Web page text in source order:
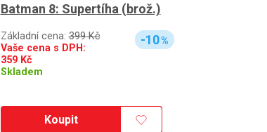
Batman 8: Supertíha (brož.)
Základní cena:399 Kč
Vaše cena s DPH:
359Kč
Skladem
-10%
Koupit